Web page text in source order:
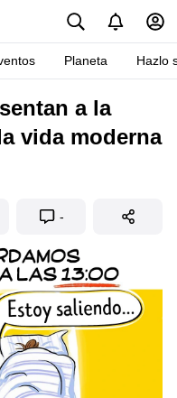
Planeta Hazlo
a la
vida moderna
-